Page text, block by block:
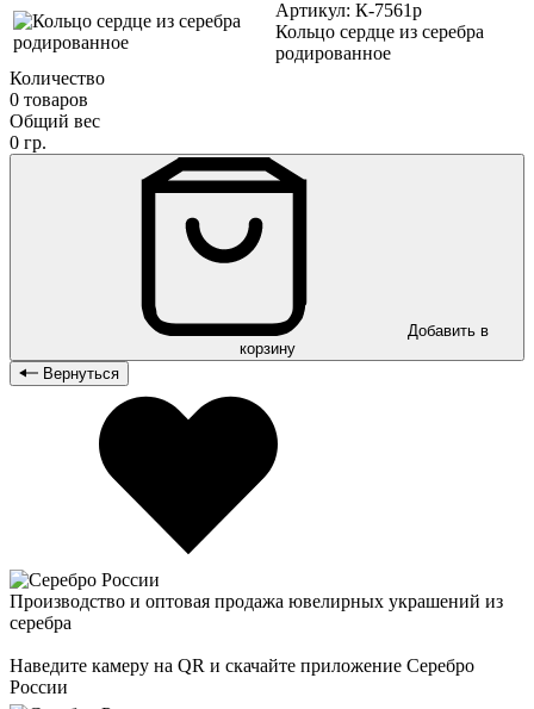
Артикул: К-7561р
Кольцо сердце из серебра
родированное
Количество
0 товаров
Общий вес
0 гр.
корзину
Вернуться
Производство и оптовая продажа ювелирных украшений из
серебра
Наведите камеру на QR и скачайте приложение Серебро
России